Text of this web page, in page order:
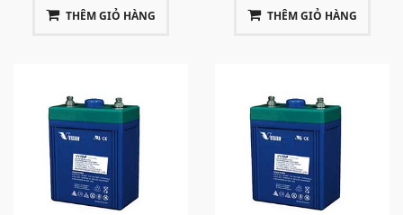
THÊM GIỎ HÀNG THÊM GIỎ HÀNG